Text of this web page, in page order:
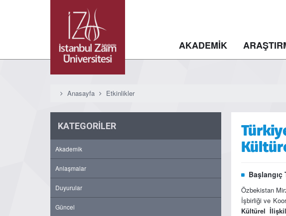
AKADEMİK
Anasayfa Etkinlikler
KATEGORİLER
Akademik
Anlaşmalar
Duyurular
Güncel
Başlangıç
Özbekistan
İşbirliği ve
Kültürel